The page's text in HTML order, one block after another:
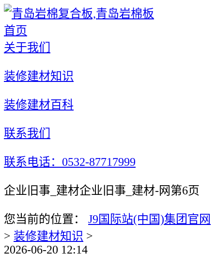
首页
关于我们
装修建材知识
装修建材百科
联系我们
联系电话：0532-87717999
企业旧事_建材企业旧事_建材-网第6页
您当前的位置： J9国际站(中国)集团官网
> 装修建材知识 >
2026-06-20 12:14